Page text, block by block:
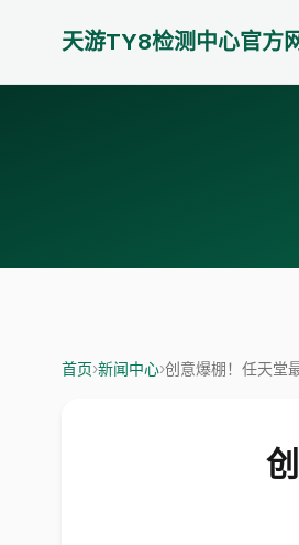
天游TY8检测中心官方
首页›新闻中心›创意爆棚！任天堂